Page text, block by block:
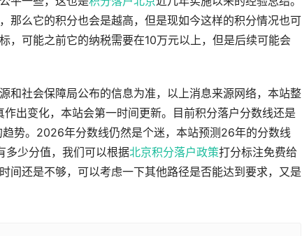
那么它的积分也会是越高，但是现如今这样的积分情况也可
，可能之前它的纳税需要在10万元以上，但是后续可能会
和社会保障局公布的信息为准，以上消息来源网络，本站整
出变化，本站会第一时间更新。目前积分落户分数线还是
势。2026年分数线仍然是个迷，本站预测26年的分数线
多少分值，我们可以根据北京积分落户政策打分标注免费给
间还是不够，可以考虑一下其他路径是否能达到要求，又是